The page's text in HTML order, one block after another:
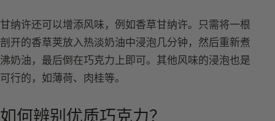
甘纳许还可以增添风味，例如香草甘纳许。只需将一根
剖开的香草荚放入热淡奶油中浸泡几分钟，然后重新煮
沸奶油，最后倒在巧克力上即可。其他风味的浸泡也是
可行的，如薄荷、肉桂等。
如何辨别优质巧克力？